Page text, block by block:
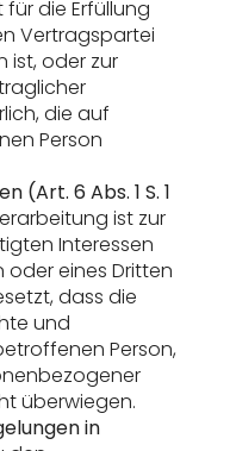
die Erfüllung
Vertragspartei
ist, oder zur
die auf
Person
(Art. 6 Abs. 1 S. 1
ist zur
Interessen
eines Dritten
dass die
und
Person,
überwiegen.
in